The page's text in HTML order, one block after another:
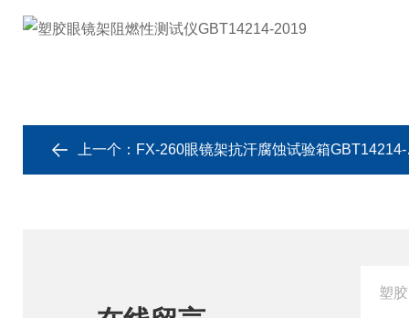
上一个： FX-260眼镜架抗汗腐蚀试验箱GBT14214-2019